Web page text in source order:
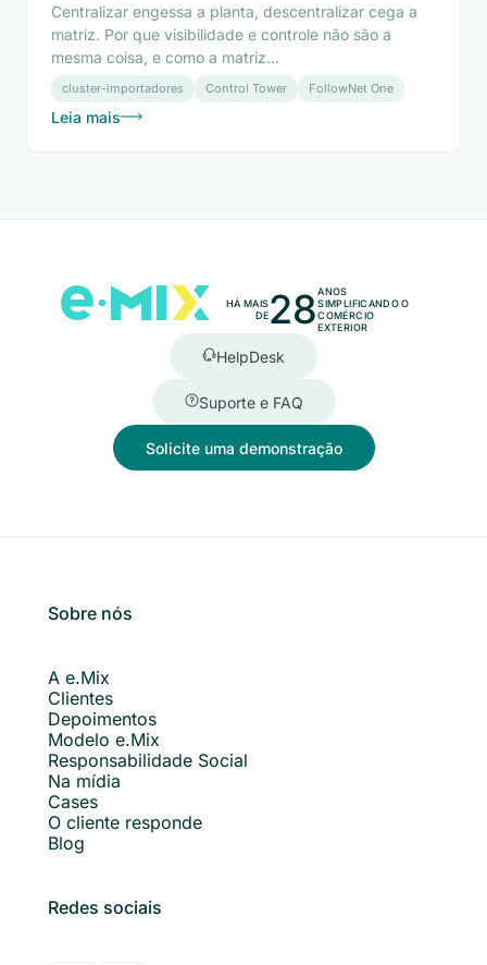
Centralizar engessa a planta, descentralizar cega a
matriz. Por que visibilidade e controle não são a
mesma coisa, e como a matriz...
cluster-importadores Control Tower FollowNet One
Leia mais
HÁ MAIS
DE28ANOS
SIMPLIFICANDO O
COMÉRCIO
EXTERIOR
HelpDesk
Suporte e FAQ
Solicite uma demonstração
Sobre nós
A e.Mix
Clientes
Depoimentos
Modelo e.Mix
Responsabilidade Social
Na mídia
Cases
O cliente responde
Blog
Redes sociais